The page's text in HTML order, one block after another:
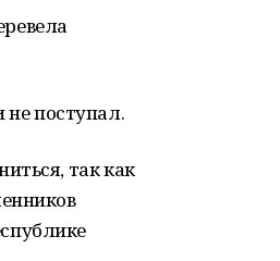
не поступал.
так как